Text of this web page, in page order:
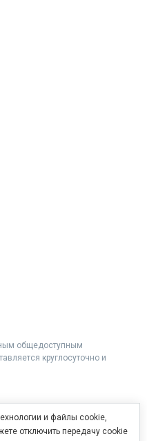
общедоступным
круглосуточно и
и файлы cookie,
отключить передачу cookie